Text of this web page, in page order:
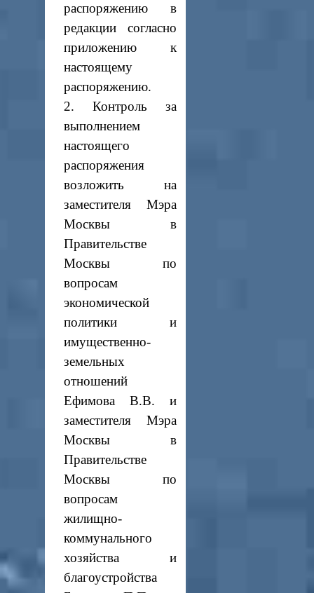
распоряжению в
редакции согласно
приложению к
настоящему
распоряжению.
2. Контроль за
выполнением
настоящего
распоряжения
возложить на
заместителя Мэра
Москвы в
Правительстве
Москвы по
вопросам
экономической
политики и
имущественно-
земельных
отношений
Ефимова В.В. и
заместителя Мэра
Москвы в
Правительстве
Москвы по
вопросам
жилищно-
коммунального
хозяйства и
благоустройства